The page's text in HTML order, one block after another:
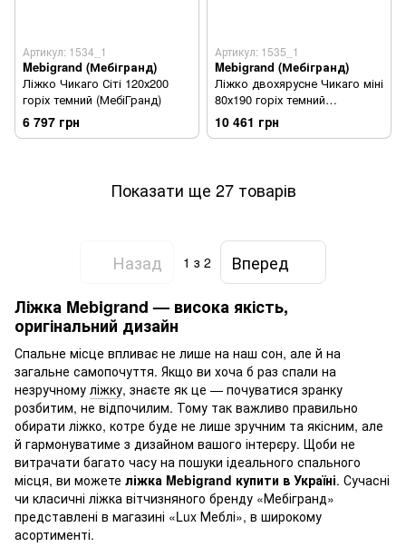
Артикул: 1534_1
Mebigrand (Мебігранд)
Ліжко Чикаго Сіті 120х200
горіх темний (МебіГранд)
6 797 грн
Артикул: 1535_1
Mebigrand (Мебігранд)
Ліжко двохярусне Чикаго міні
80х190 горіх темний
(Mebigrand)
10 461 грн
Показати ще 27 товарів
Назад 1 з 2
Вперед
Ліжка Mebigrand — висока якість,
оригінальний дизайн
Спальне місце впливає не лише на наш сон, але й на
загальне самопочуття. Якщо ви хоча б раз спали на
незручному ліжку, знаєте як це — почуватися зранку
розбитим, не відпочилим. Тому так важливо правильно
обирати ліжко, котре буде не лише зручним та якісним, але
й гармонуватиме з дизайном вашого інтерєру. Щоби не
витрачати багато часу на пошуки ідеального спального
місця, ви можете ліжка Mebigrand купити в Україні. Сучасні
чи класичні ліжка вітчизняного бренду «Мебігранд»
представлені в магазині «Lux Меблі», в широкому
асортименті.